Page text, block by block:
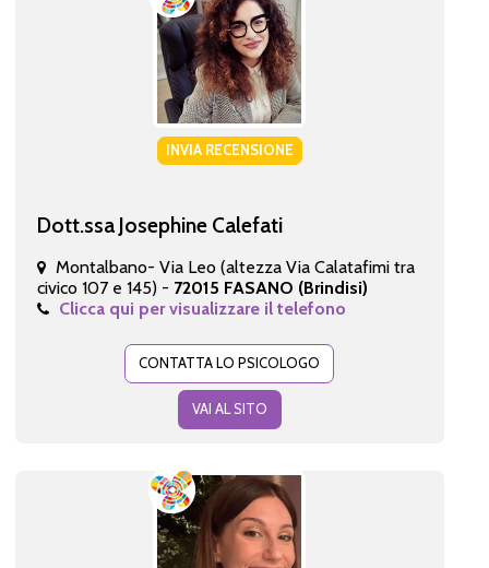
INVIA RECENSIONE
Dott.ssa Josephine Calefati
Montalbano- Via Leo (altezza Via Calatafimi tra
civico 107 e 145) - 72015 FASANO (Brindisi)
Clicca qui per visualizzare il telefono
CONTATTA LO PSICOLOGO
VAI AL SITO